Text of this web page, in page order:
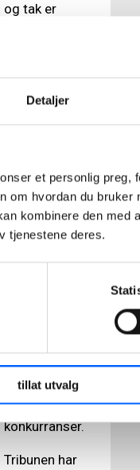
Detaljer
et personlig
om hvordan du
kombinere den med
tjenestene deres.
tillat utvalg
og tak er
arena med tre
isflater – en
Rammen
består av stål,
hvor stativer
deler er
for en
skøytebane i
full lengde for
konkurranser.
Tribunen har